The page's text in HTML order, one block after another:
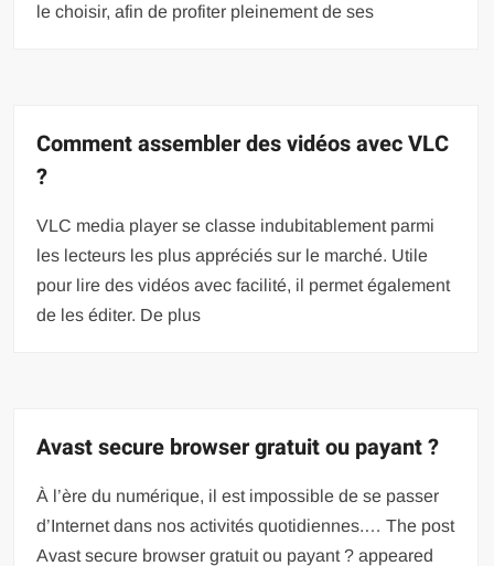
le choisir, afin de profiter pleinement de ses
Comment assembler des vidéos avec VLC
?
VLC media player se classe indubitablement parmi
les lecteurs les plus appréciés sur le marché. Utile
pour lire des vidéos avec facilité, il permet également
de les éditer. De plus
Avast secure browser gratuit ou payant ?
À l’ère du numérique, il est impossible de se passer
d’Internet dans nos activités quotidiennes.… The post
Avast secure browser gratuit ou payant ? appeared